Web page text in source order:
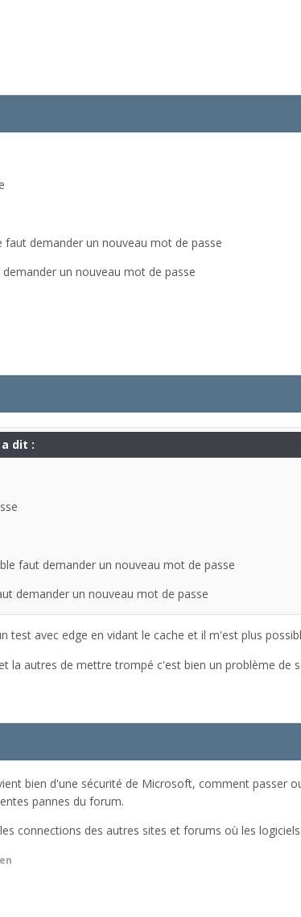
faut demander un nouveau mot de passe
un nouveau mot de passe
dit :
faut demander un nouveau mot de passe
demander un nouveau mot de passe
test avec edge en vidant le cache et il m'est plus
la autres de mettre trompé c'est bien un problème de
bien d'une sécurité de Microsoft, comment passer
pannes du forum.
connections des autres sites et forums où les